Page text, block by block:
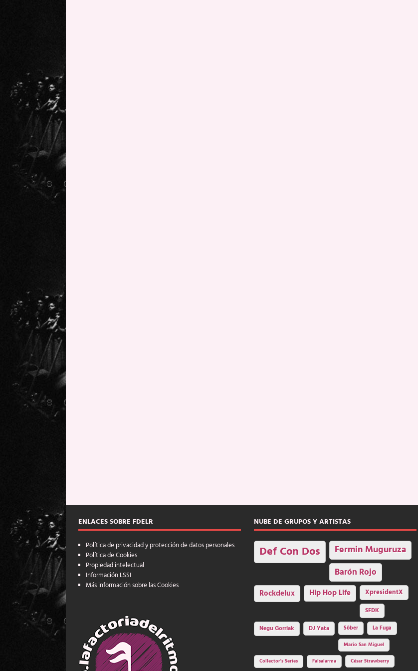
ENLACES SOBRE FDELR
Política de privacidad y protección de datos personales
Política de Cookies
Propiedad intelectual
Información LSSI
Más información sobre las Cookies
NUBE DE GRUPOS Y ARTISTAS
Def Con Dos Fermin Muguruza
Barón Rojo
Rockdelux Hip Hop Life
XpresidentX
SFDK
Negu Gorriak
DJ Yata Sôber
La Fuga
Mario San Miguel
Collector's Series
Falsalarma César Strawberry